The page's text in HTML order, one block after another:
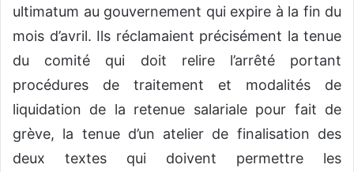
ultimatum au gouvernement qui expire à la fin du
mois d’avril. Ils réclamaient précisément la tenue
du comité qui doit relire l’arrêté portant
procédures de traitement et modalités de
liquidation de la retenue salariale pour fait de
grève, la tenue d’un atelier de finalisation des
deux textes qui doivent permettre les